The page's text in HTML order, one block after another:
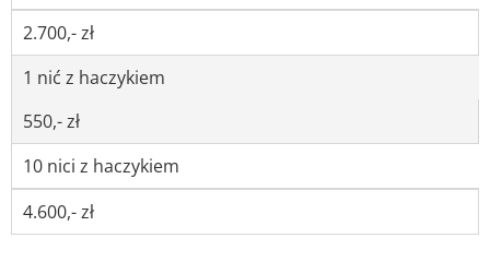
2.700,- zł
1 nić z haczykiem
550,- zł
10 nici z haczykiem
4.600,- zł